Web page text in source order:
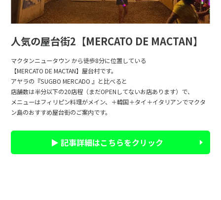
人気の屋台街2【MERCATO DE MACTAN】
マクタンニュータウン から徒歩8分に位置している
【MERCATO DE MACTAN】屋台村です。
アヤラの『SUGBO MERCADO 』と比べると
店舗数は半分以下の20店程（まだOPENしてないお店あります）で、
メニューはフィリピン料理がメイン、＋韓国＋タイ＋イタリアンでマクタ
ン島のおすすめ屋台街のご案内です。
▶ 記事詳細はこちらをクリック